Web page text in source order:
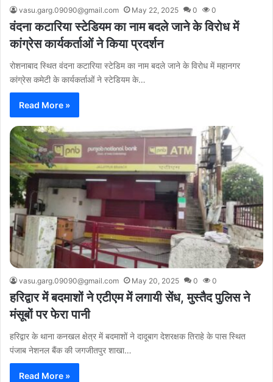
vasu.garg.09090@gmail.com May 22, 2025 0 0
वंदना कटारिया स्टेडियम का नाम बदले जाने के विरोध में
कांग्रेस कार्यकर्ताओं ने किया प्रदर्शन
रोशनाबाद स्थित वंदना कटारिया स्टेडिम का नाम बदले जाने के विरोध में महानगर
कांग्रेस कमेटी के कार्यकर्ताओं ने स्टेडियम के…
Read More »
vasu.garg.09090@gmail.com May 20, 2025 0 0
हरिद्वार में बदमाशों ने एटीएम में लगायी सेंध, मुस्तैद पुलिस ने
मंसूबों पर फेरा पानी
हरिद्वार के थाना कनखल क्षेत्र में बदमाशों ने दादूबाग देशरक्षक तिराहे के पास स्थित
पंजाब नेशनल बैंक की जगजीतपुर शाखा…
Read More »